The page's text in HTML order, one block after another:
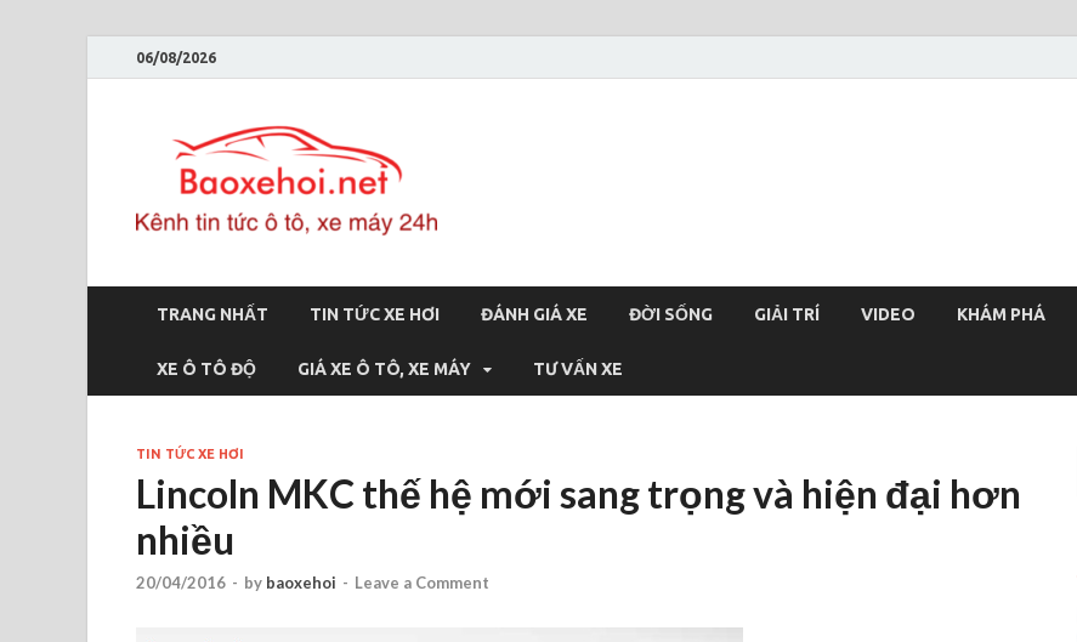
06/08/2026
TRANG NHẤT TIN TỨC XE HƠI ĐÁNH GIÁ XE ĐỜI SỐNG GIẢI TRÍ VIDEO KHÁM PHÁ
XE Ô TÔ ĐỘ GIÁ XE Ô TÔ, XE MÁY TƯ VẤN XE
TIN TỨC XE HƠI
Lincoln MKC thế hệ mới sang trọng và hiện đại hơn
nhiều
20/04/2016 - by baoxehoi - Leave a Comment